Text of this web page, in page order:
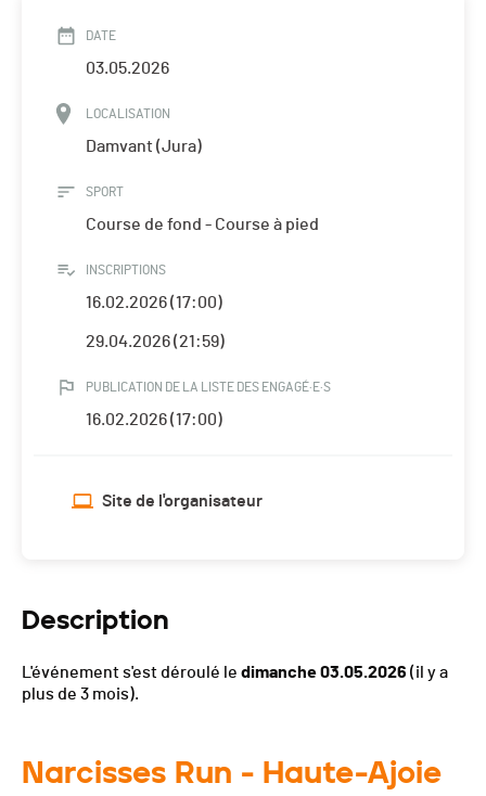
DATE
03.05.2026
LOCALISATION
Damvant (Jura)
SPORT
Course de fond - Course à pied
INSCRIPTIONS
16.02.2026 (17:00)
29.04.2026 (21:59)
PUBLICATION DE LA LISTE DES ENGAGÉ·E·S
16.02.2026 (17:00)
Site de l'organisateur
Description
L'événement s'est déroulé le dimanche 03.05.2026 (il y a
plus de 3 mois).
Narcisses Run - Haute-Ajoie